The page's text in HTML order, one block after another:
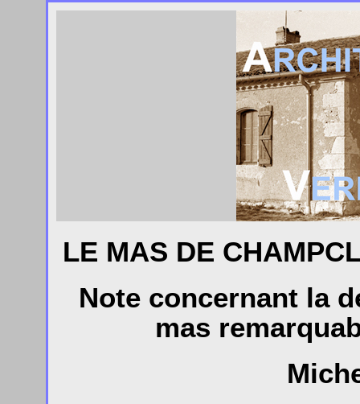
LE MAS DE
Note concernant la
mas